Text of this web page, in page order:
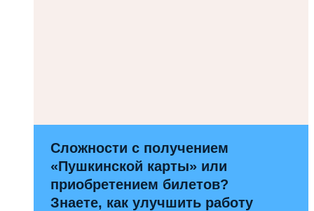
Сложности с получением
«Пушкинской карты» или
приобретением билетов?
Знаете, как улучшить работу